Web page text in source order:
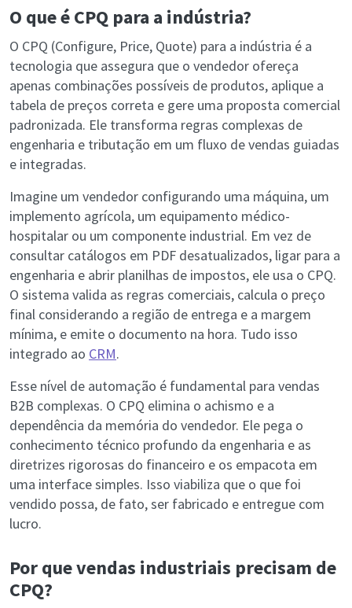
O que é CPQ para a indústria?
O CPQ (Configure, Price, Quote) para a indústria é a
tecnologia que assegura que o vendedor ofereça
apenas combinações possíveis de produtos, aplique a
tabela de preços correta e gere uma proposta comercial
padronizada. Ele transforma regras complexas de
engenharia e tributação em um fluxo de vendas guiadas
e integradas.
Imagine um vendedor configurando uma máquina, um
implemento agrícola, um equipamento médico-
hospitalar ou um componente industrial. Em vez de
consultar catálogos em PDF desatualizados, ligar para a
engenharia e abrir planilhas de impostos, ele usa o CPQ.
O sistema valida as regras comerciais, calcula o preço
final considerando a região de entrega e a margem
mínima, e emite o documento na hora. Tudo isso
integrado ao CRM.
Esse nível de automação é fundamental para vendas
B2B complexas. O CPQ elimina o achismo e a
dependência da memória do vendedor. Ele pega o
conhecimento técnico profundo da engenharia e as
diretrizes rigorosas do financeiro e os empacota em
uma interface simples. Isso viabiliza que o que foi
vendido possa, de fato, ser fabricado e entregue com
lucro.
Por que vendas industriais precisam de
CPQ?